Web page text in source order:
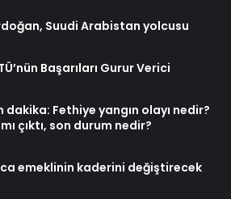
Suudi Arabistan yolcusu
Başarıları Gurur Verici
dakika: Fethiye yangın olayı nedir?
çıktı, son durum nedir?
emeklinin kaderini değiştirecek